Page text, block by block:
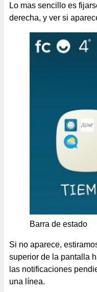
Lo mas sencillo es
derecha, y ver si
Barra de estado
Si no aparece,
superior de la pantalla
las notificaciones
una línea.